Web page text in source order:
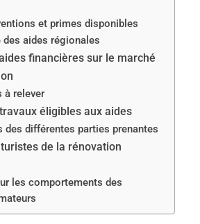
et primes disponibles
aides régionales
financières sur le marché
à relever
éligibles aux aides
des différentes parties prenantes
de la rénovation
les comportements des